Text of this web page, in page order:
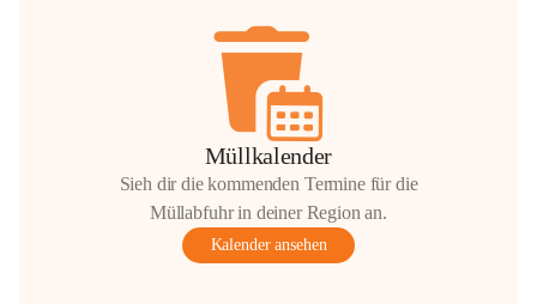
Müllkalender
Sieh dir die kommenden Termine für die
Müllabfuhr in deiner Region an.
Kalender ansehen